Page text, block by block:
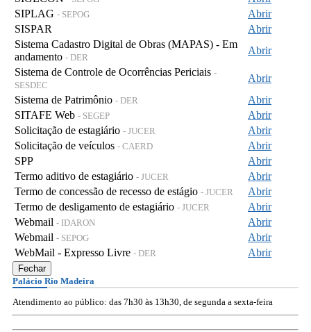
SIPLAG - SEPOG
Abrir
SISPAR
Abrir
Sistema Cadastro Digital de Obras (MAPAS) - Em
andamento - DER
Abrir
Sistema de Controle de Ocorrências Periciais -
SESDEC
Abrir
Sistema de Patrimônio - DER
Abrir
SITAFE Web - SEGEP
Abrir
Solicitação de estagiário - JUCER
Abrir
Solicitação de veículos - CAERD
Abrir
SPP
Abrir
Termo aditivo de estagiário - JUCER
Abrir
Termo de concessão de recesso de estágio - JUCER
Abrir
Termo de desligamento de estagiário - JUCER
Abrir
Webmail - IDARON
Abrir
Webmail - SEPOG
Abrir
WebMail - Expresso Livre - DER Abrir
Fechar
Palácio Rio Madeira
Atendimento ao público: das 7h30 às 13h30, de segunda a sexta-feira